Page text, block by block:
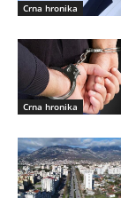
Crna hronika
Crna hronika